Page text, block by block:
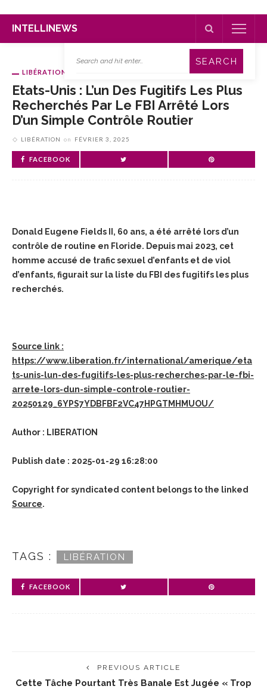
INTELLINEWS
LIBÉRATION
Etats-Unis : L’un Des Fugitifs Les Plus
Recherchés Par Le FBI Arrêté Lors
D’un Simple Contrôle Routier
LIBÉRATION on FÉVRIER 3, 2025
FACEBOOK
Donald Eugene Fields II, 60 ans, a été arrêté lors d’un
contrôle de routine en Floride. Depuis mai 2023, cet
homme accusé de trafic sexuel d’enfants et de viol
d’enfants, figurait sur la liste du FBI des fugitifs les plus
recherchés.
Source link :
https://www.liberation.fr/international/amerique/eta
ts-unis-lun-des-fugitifs-les-plus-recherches-par-le-fbi-
arrete-lors-dun-simple-controle-routier-
20250129_6YPS7YDBFBF2VC47HPGTMHMUOU/
Author : LIBERATION
Publish date : 2025-01-29 16:28:00
Copyright for syndicated content belongs to the linked
Source.
TAGS : LIBÉRATION
FACEBOOK
PREVIOUS ARTICLE
Cette Tâche Pourtant Très Banale Est Jugée « Trop